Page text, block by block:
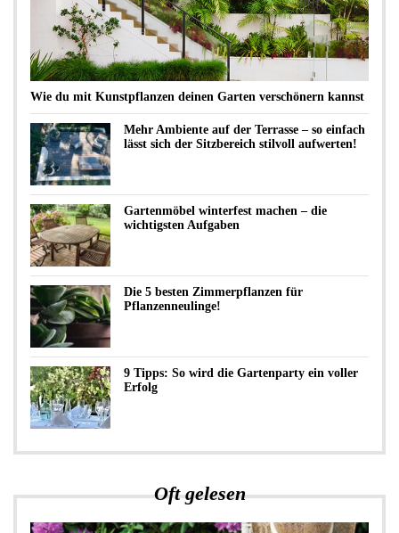
Wie du mit Kunstpflanzen deinen Garten verschönern kannst
Mehr Ambiente auf der Terrasse – so einfach
lässt sich der Sitzbereich stilvoll aufwerten!
Gartenmöbel winterfest machen – die
wichtigsten Aufgaben
Die 5 besten Zimmerpflanzen für
Pflanzenneulinge!
9 Tipps: So wird die Gartenparty ein voller
Erfolg
Oft gelesen